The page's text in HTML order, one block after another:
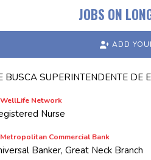
JOBS ON
ADD
BUSCA SUPERINTENDENTE DE
WellLife Network
Nurse
Metropolitan Commercial Bank
Banker, Great Neck Branch